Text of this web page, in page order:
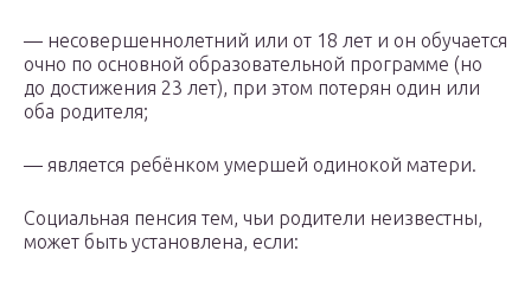
— несовершеннолетний или от 18 лет и он обучается
очно по основной образовательной программе (но
до достижения 23 лет), при этом потерян один или
оба родителя;
— является ребёнком умершей одинокой матери.
Социальная пенсия тем, чьи родители неизвестны,
может быть установлена, если: